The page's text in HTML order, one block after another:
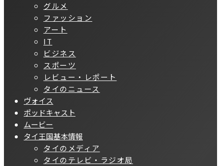
グルメ
ファッション
アート
IT
ビジネス
スポーツ
レビュー・レポート
タイのニュース
ヴォイス
ポッドキャスト
ムービー
タイ王国基本情報
タイのメディア
タイのテレビ・ラジオ局